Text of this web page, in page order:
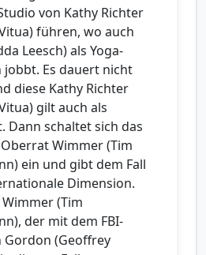
von Kathy Richter
führen, wo auch
Leesch) als Yoga-
jobbt. Es dauert nicht
diese Kathy Richter
gilt auch als
Dann schaltet sich das
Wimmer (Tim
ein und gibt dem Fall
Dimension.
(Tim
der mit dem FBI-
Gordon (Geoffrey